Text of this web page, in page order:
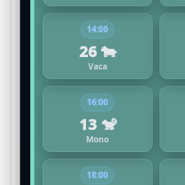
14:00
26 🐄
Vaca
16:00
13 🐒
Mono
18:00